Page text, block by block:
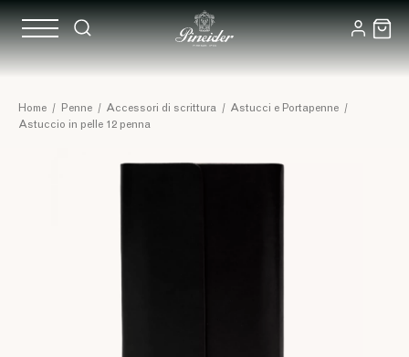
Home / Penne / Accessori di scrittura / Astucci e Portapenne /
Astuccio in pelle 12 penna